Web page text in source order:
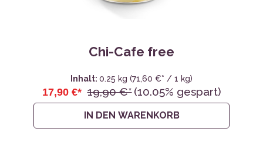
Chi-Cafe free
Inhalt: 0.25 kg (71,60 €* / 1 kg)
17,90 €* 19,90 €* (10.05% gespart)
IN DEN WARENKORB